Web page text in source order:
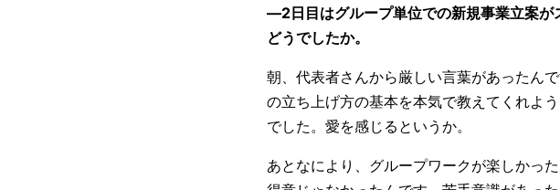
―2日目はグループ単位での新規事業立案が
どうでしたか。
朝、代表者さんから厳しい言葉があったん
の立ち上げ方の基本を本気で教えてくれよ
でした。愛を感じるというか。
あとなにより、グループワークが楽しかっ